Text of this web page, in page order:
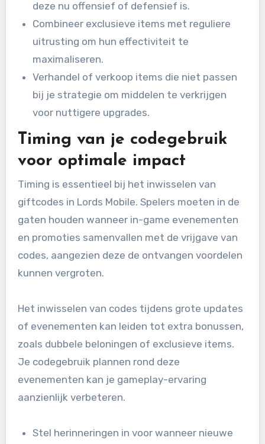
deze nu offensief of defensief is.
Combineer exclusieve items met reguliere
uitrusting om hun effectiviteit te
maximaliseren.
Verhandel of verkoop items die niet passen
bij je strategie om middelen te verkrijgen
voor nuttigere upgrades.
Timing van je codegebruik
voor optimale impact
Timing is essentieel bij het inwisselen van
giftcodes in Lords Mobile. Spelers moeten in de
gaten houden wanneer in-game evenementen
en promoties samenvallen met de vrijgave van
codes, aangezien deze de ontvangen voordelen
kunnen vergroten.
Het inwisselen van codes tijdens grote updates
of evenementen kan leiden tot extra bonussen,
zoals dubbele beloningen of exclusieve items.
Je codegebruik plannen rond deze
evenementen kan je gameplay-ervaring
aanzienlijk verbeteren.
Stel herinneringen in voor wanneer nieuwe